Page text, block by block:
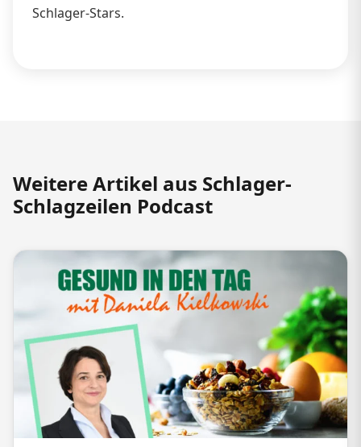
Schlager-Stars.
Weitere Artikel aus Schlager-
Schlagzeilen Podcast